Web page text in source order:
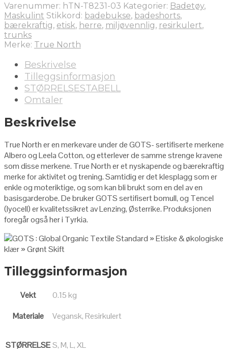
Varenummer: hTN-T8231-03 Kategorier: Badetøy,
Maskulint Stikkord: badebukse, badeshorts,
bærekraftig, etisk, herre, miljøvennlig, resirkulert,
trunks
Merke: True North
Beskrivelse
Tilleggsinformasjon
STØRRELSESTABELL
Omtaler
Beskrivelse
True North er en merkevareunder de GOTS- sertifiserte merkene
Albero og Leela Cotton, og etterlever de samme strenge kravene
som disse merkene. True North er et nyskapende og bærekraftig
merke for aktivitet og trening. Samtidig er det klesplagg som er
enkle og moteriktige, og som kan bli brukt som en del av en
basisgarderobe. De bruker GOTS sertifisert bomull, og Tencel
(lyocell) er kvalitetssikret av Lenzing, Østerrike. Produksjonen
foregår også her i Tyrkia.
Tilleggsinformasjon
Vekt
0.15 kg
Materiale
Vegansk, Resirkulert
STØRRELSES, M, L, XL